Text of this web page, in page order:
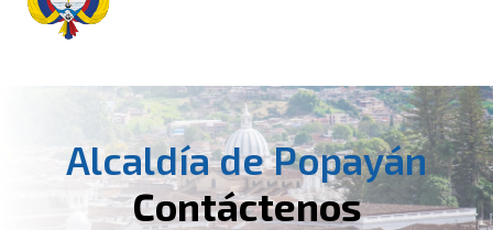
Alcaldía de Popayán
Contáctenos